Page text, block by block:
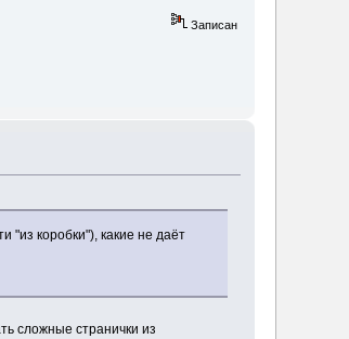
Записан
"из коробки"), какие не даёт
сложные странички из